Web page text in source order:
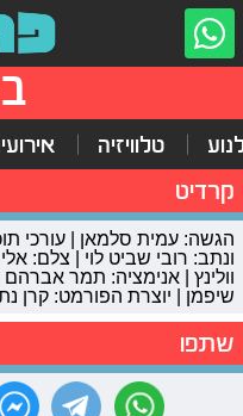
טלוויזיה
קרדיט
הגשה: עמית סלמאן | עורכי
ונתב: רובי שביט לוי | צלם:
וולינץ | אנימציה: תמר
שיפמן | יוצרת הפורמט: קרן
שתפו